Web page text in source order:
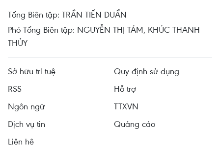
Tổng Biên tập: TRẦN TIẾN DUẨN
Phó Tổng Biên tập: NGUYỄN THỊ TÁM, KHÚC THANH
THỦY
Sở hữu trí tuệ
Quy định sử dụng
RSS
Hỗ trợ
Ngôn ngữ
TTXVN
Dịch vụ tin
Quảng cáo
Liên hệ